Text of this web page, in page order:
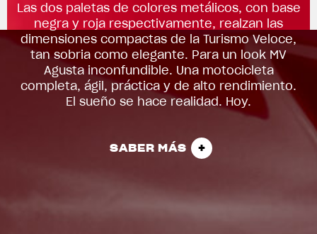
Las dos paletas de colores metálicos, con base
negra y roja respectivamente, realzan las
dimensiones compactas de la Turismo Veloce,
tan sobria como elegante. Para un look MV
Agusta inconfundible. Una motocicleta
completa, ágil, práctica y de alto rendimiento.
El sueño se hace realidad. Hoy.
SABER MÁS